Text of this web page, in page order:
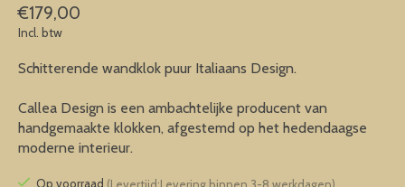
€179,00
Incl. btw
Schitterende wandklok puur Italiaans Design.
Callea Design is een ambachtelijke producent van
handgemaakte klokken, afgestemd op het hedendaagse
moderne interieur.
Op voorraad (Levertijd:Levering binnen 3-8 werkdagen)